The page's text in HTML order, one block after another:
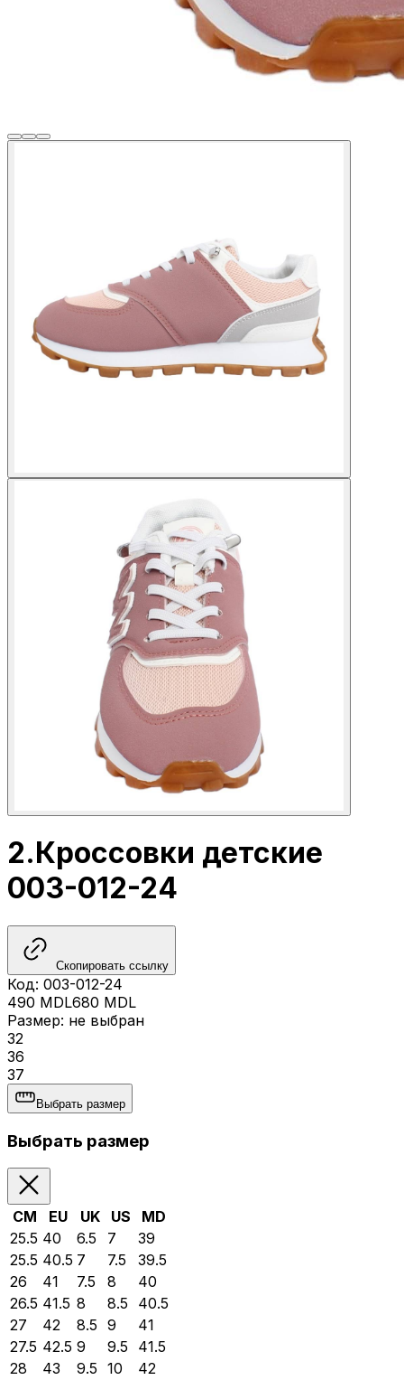
2.Кроссовки детские
003-012-24
Скопировать ссылку
Код: 003-012-24
490 MDL680 MDL
Размер: не выбран
32
36
37
Выбрать размер
Выбрать размер
CM EU UK US
MD
25.5 40 6.5 7
39
25.5 40.5 7 7.5
39.5
26
41 7.5 8
40
26.5 41.5 8 8.5
40.5
27
42 8.5 9
41
27.5 42.5 9 9.5
41.5
28
43 9.5 10
42